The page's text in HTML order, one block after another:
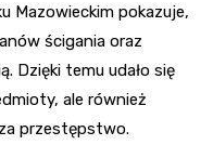
Mazowieckim pokazuje,
ścigania oraz
Dzięki temu udało się
ale również
przestępstwo.